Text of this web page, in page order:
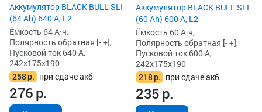
Аккумулятор BLACK BULL SLI
(64 Ah) 640 А, L2
Ёмкость 64 А·ч,
Полярность обратная [- +],
Пусковой ток 640 А,
242x175x190
258р. при сдаче акб
276р.
Аккумулятор BLACK BULL SLI
(60 Ah) 600 А, L2
Ёмкость 60 А·ч,
Полярность обратная [- +],
Пусковой ток 600 А,
242x175x190
218р. при сдаче акб
235р.